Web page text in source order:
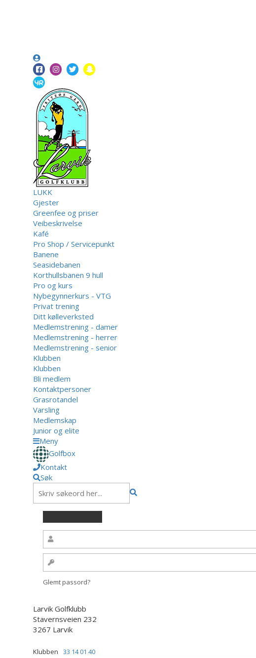
LUKK
Gjester
Greenfee og priser
Veibeskrivelse
Kafé
Pro Shop / Servicepunkt
Banene
Seasidebanen
Korthullsbanen 9 hull
Pro og kurs
Nybegynnerkurs - VTG
Privat trening
Ditt kølleverksted
Medlemstrening - damer
Medlemstrening - herrer
Medlemstrening - senior
Klubben
Klubben
Bli medlem
Kontaktpersoner
Grasrotandel
Varsling
Medlemskap
Junior og elite
Meny
Golfbox
Kontakt
Søk
Glemt passord?
Larvik Golfklubb
Stavernsveien 232
3267 Larvik
Klubben 33 14 01 40